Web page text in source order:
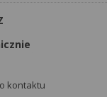
kontaktu